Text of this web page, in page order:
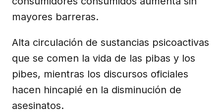
mayores barreras.
Alta circulación de sustancias psicoactivas
que se comen la vida de las pibas y los
pibes, mientras los discursos oficiales
hacen hincapié en la disminución de
asesinatos.